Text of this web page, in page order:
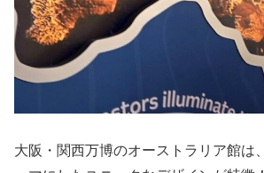
大阪・関西万博のオーストラリア館は、